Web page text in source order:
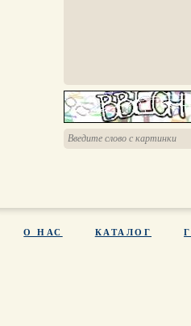
О НАС КАТАЛОГ